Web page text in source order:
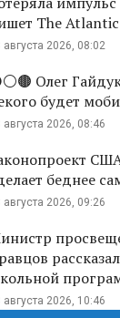
The Atlantic
августа 2026, 08:02
Олег
будет
августа 2026, 08:46
беднее
августа 2026, 09:26
августа 2026, 10:46